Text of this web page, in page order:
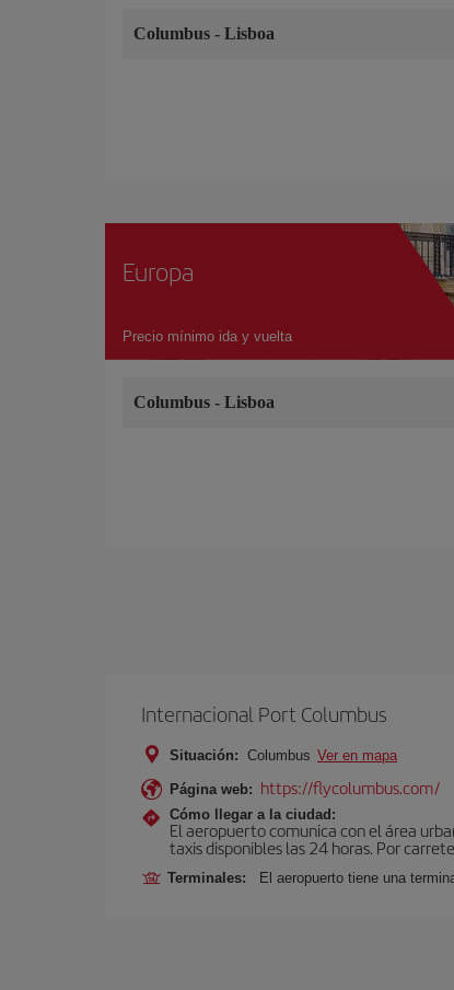
Columbus - Lisboa
Europa
Precio mínimo ida y vuelta
Columbus - Lisboa
Internacional Port Columbus
Situación: Columbus Ver en mapa
Página web: https://flycolumbus.com/
Cómo llegar a la ciudad:
El aeropuerto comunica con el área
taxis disponibles las 24 horas. Por
Terminales: El aeropuerto tiene una